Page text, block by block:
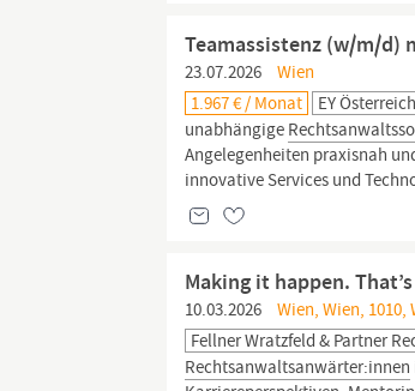
Teamassistenz (w/m/d)
23.07.2026
Wien
1.967 € / Monat
EY Österreich
unabhängige
Angelegenheiten praxisnah
innovative Services und
Making it happen.
10.03.2026
Wien, Wien,
Fellner Wratzfeld & Partner
Rechtsanwaltsanwärter:innen